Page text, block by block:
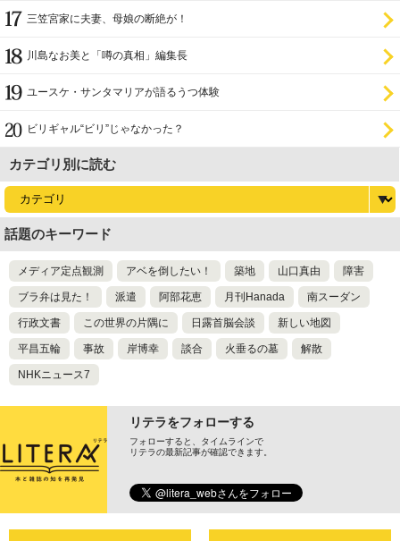
三笠宮家に夫妻、母娘の断絶が！
川島なお美と「噂の真相」編集長
ユースケ・サンタマリアが語るうつ体験
ビリギャル“ビリ”じゃなかった？
カテゴリ別に読む
話題のキーワード
メディア定点観測 アベを倒したい！ 築地 山口真由 障害
ブラ弁は見た！ 派遣 阿部花恵 月刊Hanada 南スーダン
行政文書 この世界の片隅に 日露首脳会談 新しい地図
平昌五輪 事故 岸博幸 談合 火垂るの墓 解散
NHKニュース7
リテラをフォローする
フォローすると、タイムラインで
リテラの最新記事が確認できます。